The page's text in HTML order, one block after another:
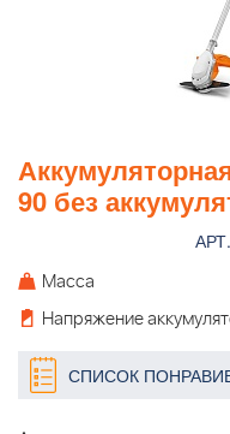
90 без
Масса
Напряжение
СПИСОК